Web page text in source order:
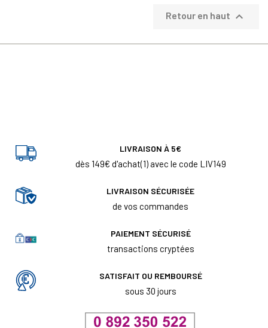
Retour en haut 
LIVRAISON À 5€
dès 149€ d'achat(1) avec le code LIV149
LIVRAISON SÉCURISÉE
de vos commandes
PAIEMENT SÉCURISÉ
transactions cryptées
SATISFAIT OU REMBOURSÉ
sous 30 jours